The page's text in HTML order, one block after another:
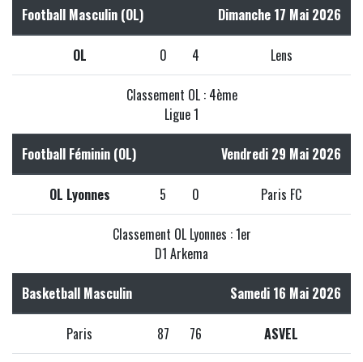
Football Masculin (OL) Dimanche 17 Mai 2026
OL 0 4 Lens
Classement OL : 4ème
Ligue 1
Football Féminin (OL) Vendredi 29 Mai 2026
OL Lyonnes 5 0 Paris FC
Classement OL Lyonnes : 1er
D1 Arkema
Basketball Masculin Samedi 16 Mai 2026
Paris 87 76 ASVEL